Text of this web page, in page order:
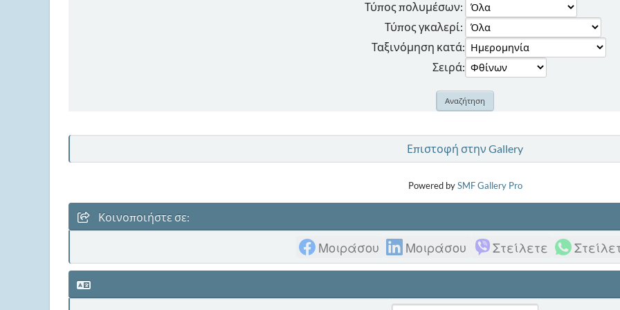
Τύπος πολυμέσων:
Τύπος γκαλερί:
Ταξινόμηση κατά:
Σειρά:
Επιστοφή στην Gallery
Powered bySMF Gallery Pro
Κοινοποιήστε σε:
Μοιράσου Μοιράσου Στείλετε